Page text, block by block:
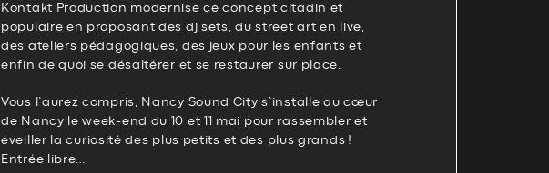
Kontakt Production modernise ce concept citadin et
populaire en proposant des dj sets, du street art en live,
des ateliers pédagogiques, des jeux pour les enfants et
enfin de quoi se désaltérer et se restaurer sur place.
Vous l’aurez compris, Nancy Sound City s’installe au cœur
de Nancy le week-end du 10 et 11 mai pour rassembler et
éveiller la curiosité des plus petits et des plus grands !
Entrée libre…